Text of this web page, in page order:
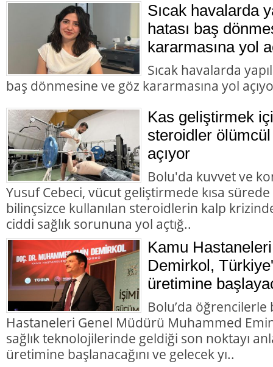
Sıcak havalarda
hatası baş
kararmasına yol
Sıcak havalarda
baş dönmesine ve göz kararmasına yol
Kas geliştirmek
steroidler
açıyor
Bolu'da kuvvet ve
Yusuf Cebeci, vücut geliştirmede kısa
bilinçsizce kullanılan steroidlerin kalp
ciddi sağlık sorununa yol açtığ..
Kamu
Demirkol,
üretimine
Bolu’da
Hastaneleri Genel Müdürü Muhammed
sağlık teknolojilerinde geldiği son noktayı
üretimine başlanacağını ve gelecek yı..